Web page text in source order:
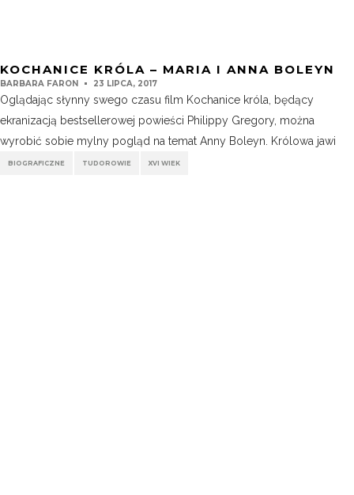
KOCHANICE KRÓLA – MARIA I ANNA BOLEYN
BARBARA FARON 23 LIPCA, 2017
Oglądając słynny swego czasu film Kochanice króla, będący
ekranizacją bestsellerowej powieści Philippy Gregory, można
wyrobić sobie mylny pogląd na temat Anny Boleyn. Królowa jawi
BIOGRAFICZNE TUDOROWIE XVI WIEK